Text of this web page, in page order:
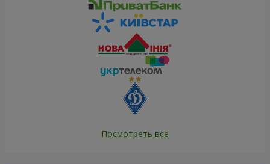
Посмотреть все